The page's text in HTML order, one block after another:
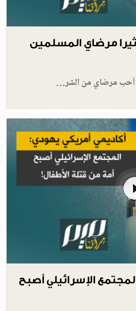
مرضاي المسلمين
"أحب مرضاي من الشر…
الإسرائيلي أصبح